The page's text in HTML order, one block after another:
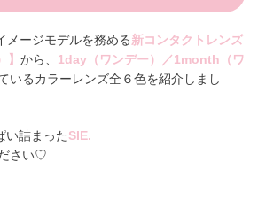
メージモデルを務める新コンタクトレンズ
】から、 1day（ワンデー）／1month（ワ
いるカラーレンズ全６色を紹介しまし
い詰まったSIE.
さい♡